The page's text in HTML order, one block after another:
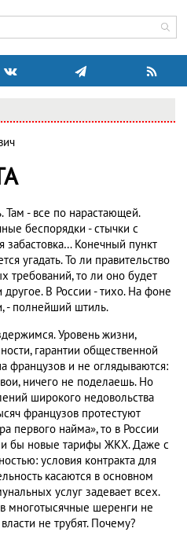
- все по нарастающей.
беспорядки - стычки с
Конечный пункт
угадать. То ли правительство
требований, то ли оно будет
другое. В России - тихо. На фоне
- полнейший штиль.
Уровень жизни,
гарантии общественной
французов и не оглядываются:
ничего не поделаешь. Но
широкого недовольства
французов протестуют
первого найма», то в России
бы новые тарифы ЖКХ. Даже с
условия контракта для
касаются в основном
услуг задевает всех.
многотысячные шеренги не
не трубят. Почему?